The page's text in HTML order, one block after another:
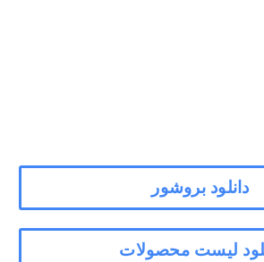
دانلود بروشور
لیست محصولات